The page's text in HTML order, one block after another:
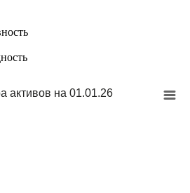
активов на 01.01.26